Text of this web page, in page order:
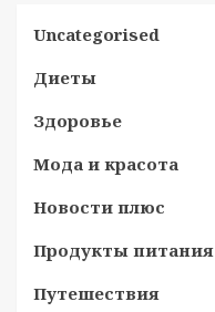
Uncategorised
Диеты
Здоровье
Мода и красота
Новости плюс
Продукты питания
Путешествия